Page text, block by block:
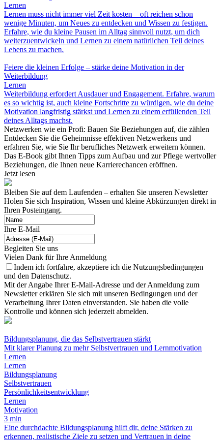
Lernen
Lernen muss nicht immer viel Zeit kosten – oft reichen schon
wenige Minuten, um Neues zu entdecken und Wissen zu festigen.
Erfahre, wie du kleine Pausen im Alltag sinnvoll nutzt, um dich
weiterzuentwickeln und Lernen zu einem natürlichen Teil deines
Lebens zu machen.
Feiere die kleinen Erfolge – stärke deine Motivation in der
Weiterbildung
Lernen
Weiterbildung erfordert Ausdauer und Engagement. Erfahre, warum
es so wichtig ist, auch kleine Fortschritte zu würdigen, wie du deine
Motivation langfristig stärkst und Lernen zu einem erfüllenden Teil
deines Alltags machst.
Netzwerken wie ein Profi: Bauen Sie Beziehungen auf, die zählen
Entdecken Sie die Geheimnisse effektiven Netzwerkens und
erfahren Sie, wie Sie Ihr berufliches Netzwerk erweitern können.
Das E-Book gibt Ihnen Tipps zum Aufbau und zur Pflege wertvoller
Beziehungen, die Ihnen neue Karrierechancen eröffnen.
Jetzt lesen
Bleiben Sie auf dem Laufenden – erhalten Sie unseren Newsletter
Holen Sie sich Inspiration, Wissen und kleine Abkürzungen direkt in
Ihren Posteingang.
Ihre E-Mail
Begleiten Sie uns
Vielen Dank für Ihre Anmeldung
Indem ich fortfahre, akzeptiere ich die Nutzungsbedingungen
und den Datenschutz.
Mit der Angabe Ihrer E-Mail-Adresse und der Anmeldung zum
Newsletter erklären Sie sich mit unseren Bedingungen und der
Verarbeitung Ihrer Daten einverstanden. Sie haben die volle
Kontrolle und können sich jederzeit abmelden.
Bildungsplanung, die das Selbstvertrauen stärkt
Mit klarer Planung zu mehr Selbstvertrauen und Lernmotivation
Lernen
Lernen
Bildungsplanung
Selbstvertrauen
Persönlichkeitsentwicklung
Lernen
Motivation
3 min
Eine durchdachte Bildungsplanung hilft dir, deine Stärken zu
erkennen, realistische Ziele zu setzen und Vertrauen in deine